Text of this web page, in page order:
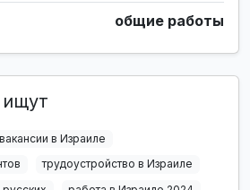
общие работы
ищут
вакансии в Израиле
трудоустройство в Израиле